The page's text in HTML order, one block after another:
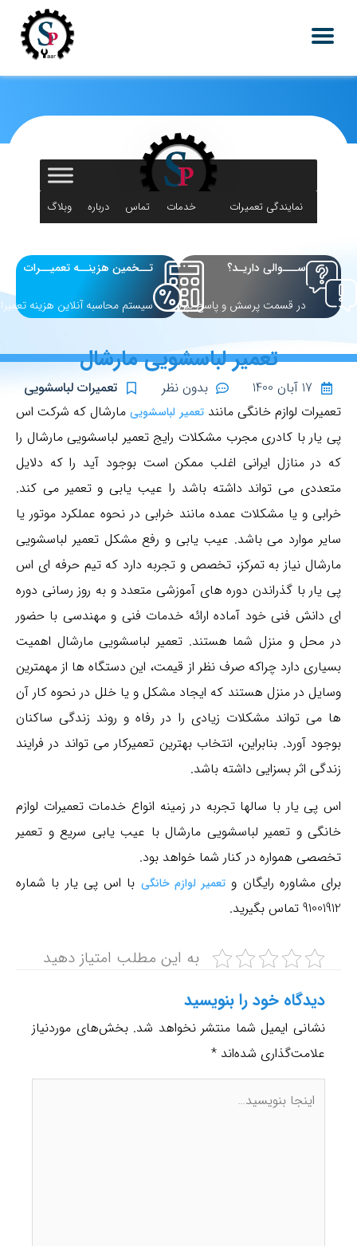
نمایندگی تعمیرات
خدمات
تماس
درباره
وبلاگ
ســـوالی داریـد؟
در قسمت پرسش و پاسخ بپرسید
تــخمین هزینــه تعمیــرات
سیستم محاسبه آنلاین هزینه
تعمیر لباسشویی مارشال
17 آبان 1400 بدون نظر
تعمیرات لباسشویی
تعمیرات لوازم خانگی مانندتعمیر لباسشوییمارشال که شرکت اس
پی یار با کادری مجرب مشکلات رایج تعمیر لباسشویی مارشال را
که در منازل ایرانی اغلب ممکن است بوجود آید را که دلایل
متعددی می تواند داشته باشد را عیب یابی و تعمیر می کند.
خرابی و یا مشکلات عمده مانند خرابی در نحوه عملکرد موتور یا
سایر موارد می باشد. عیب یابی و رفع مشکل تعمیر لباسشویی
مارشال نیاز به تمرکز، تخصص و تجربه دارد که تیم حرفه ای اس
پی یار با گذراندن دوره های آموزشی متعدد و به روز رسانی دوره
ای دانش فنی خود آماده ارائه خدمات فنی و مهندسی با حضور
در محل و منزل شما هستند. تعمیر لباسشویی مارشال اهمیت
بسیاری دارد چراکه صرف نظر از قیمت، این دستگاه ها از مهمترین
وسایل در منزل هستند که ایجاد مشکل و یا خلل در نحوه کار آن
ها می تواند مشکلات زیادی را در رفاه و روند زندگی ساکنان
بوجود آورد. بنابراین، انتخاب بهترین تعمیرکار می تواند در فرایند
زندگی اثر بسزایی داشته باشد.
تعمیر اسپیکر‌ مارشال در‌کرج
تعمیر‌آمپلیفایر مارشال در‌ کرج
نمایشگاه مرکزی کاچیران ژانومه غرب تهران (شماره 26)
فروش و تعمیر تمامی چرخ های خانگی و صنعتی با نرخ اتحادیه
#چرخ خیاطی #مارشال#
تعمیرگاه تخصصی مکاترونیک با داشتن دانش ، تجربه و امکانات
تخصصی در زمینه سرویس و تعمیر انواع تردمیل باشگاهی
وخانگی آماده ارایه خدمات به مشتریان محترم می باشد .
تعمیر تردمیل مارشال (MARSHAL)
اس پی یار با سالها تجربه در زمینه انواع خدمات تعمیرات لوازم
خانگی و تعمیر لباسشویی مارشال با عیب یابی سریع و تعمیر
تخصصی همواره در کنار شما خواهد بود.
برای مشاوره رایگان و تعمیر لوازم خانگی با اس پی یار با شماره
91001912 تماس بگیرید.
به این مطلب امتیاز دهید
دیدگاه‌ خود را بنویسید
نشانی ایمیل شما منتشر نخواهد شد. بخش‌های موردنیاز
علامت‌گذاری شده‌اند *